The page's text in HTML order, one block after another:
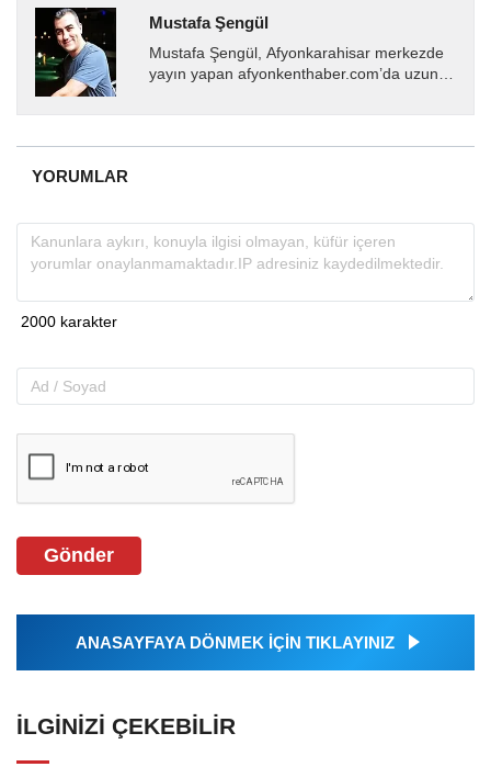
Mustafa Şengül
Mustafa Şengül, Afyonkarahisar merkezde
yayın yapan afyonkenthaber.com’da uzun
almakta, haber akışı...
YORUMLAR
Gönder
ANASAYFAYA DÖNMEK İÇİN TIKLAYINIZ
İLGINIZI ÇEKEBILIR